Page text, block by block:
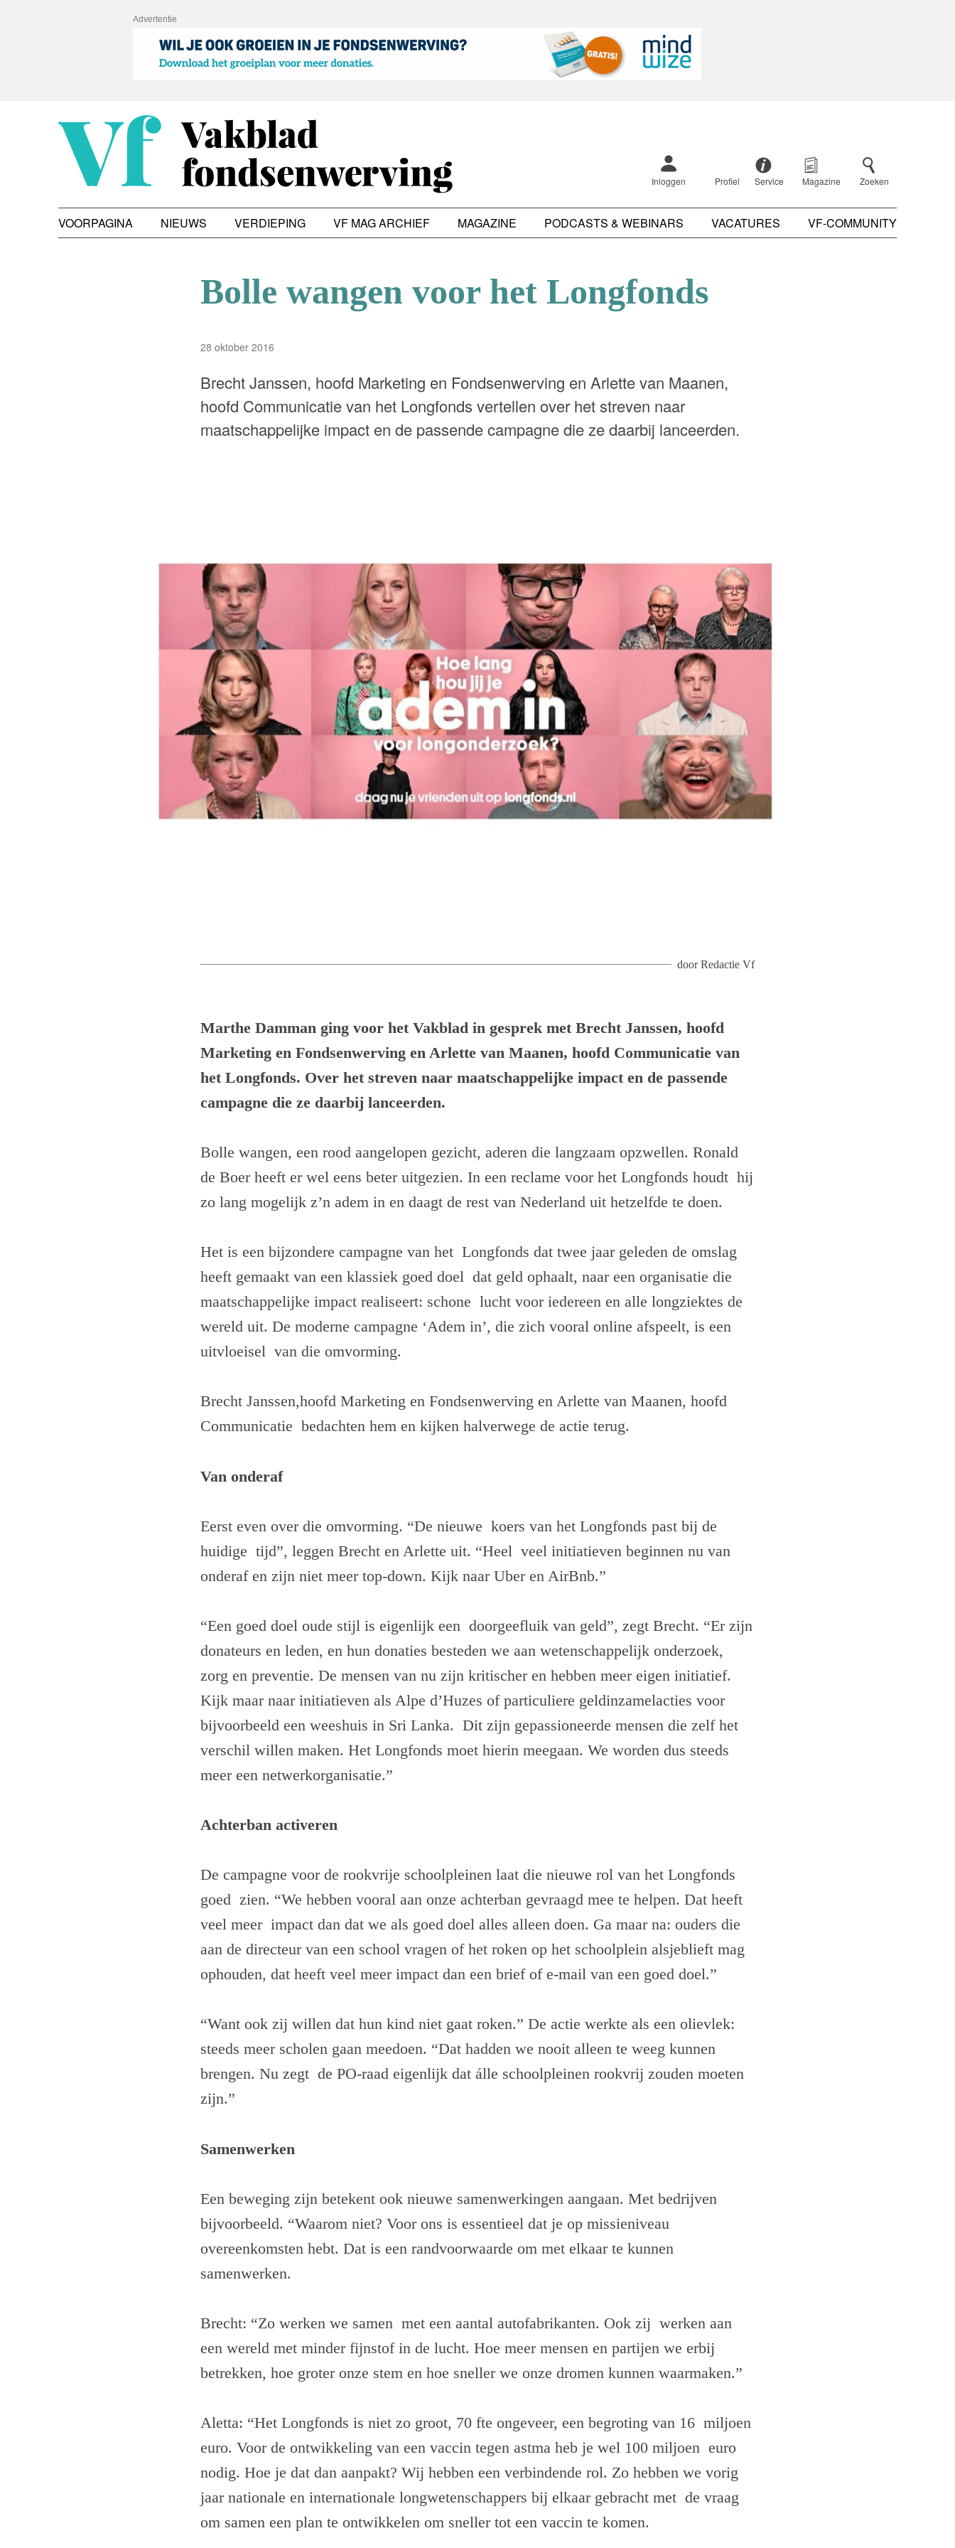
Advertentie
Inloggen Profiel Service Magazine Zoeken
VOORPAGINA NIEUWS VERDIEPING VF MAG ARCHIEF MAGAZINE PODCASTS & WEBINARS VACATURES VF-COMMUNITY
Bolle wangen voor het Longfonds
28 oktober 2016
Brecht Janssen, hoofd Marketing en Fondsenwerving en Arlette van Maanen,
hoofd Communicatie van het Longfonds vertellen over het streven naar
maatschappelijke impact en de passende campagne die ze daarbij lanceerden.
doorRedactie Vf
Marthe Damman ging voor het Vakblad in gesprek met Brecht Janssen, hoofd
Marketing en Fondsenwerving en Arlette van Maanen, hoofd Communicatie van
het Longfonds. Over het streven naar maatschappelijke impact en de passende
campagne die ze daarbij lanceerden.
Bolle wangen, een rood aangelopen gezicht, aderen die langzaam opzwellen. Ronald
de Boer heeft er wel eens beter uitgezien. In een reclame voor het Longfonds houdt hij
zo lang mogelijk z’n adem in en daagt de rest van Nederland uit hetzelfde te doen.
Het is een bijzondere campagne van het Longfonds dat twee jaar geleden de omslag
heeft gemaakt van een klassiek goed doel dat geld ophaalt, naar een organisatie die
maatschappelijke impact realiseert: schone lucht voor iedereen en alle longziektes de
wereld uit. De moderne campagne ‘Adem in’, die zich vooral online afspeelt, is een
uitvloeisel van die omvorming.
Brecht Janssen,hoofd Marketing en Fondsenwerving en Arlette van Maanen, hoofd
Communicatie bedachten hem en kijken halverwege de actie terug.
Van onderaf
Eerst even over die omvorming. “De nieuwe koers van het Longfonds past bij de
huidige tijd”, leggen Brecht en Arlette uit. “Heel veel initiatieven beginnen nu van
onderaf en zijn niet meer top-down. Kijk naar Uber en AirBnb.”
“Een goed doel oude stijl is eigenlijk een doorgeefluik van geld”, zegt Brecht. “Er zijn
donateurs en leden, en hun donaties besteden we aan wetenschappelijk onderzoek,
zorg en preventie. De mensen van nu zijn kritischer en hebben meer eigen initiatief.
Kijk maar naar initiatieven als Alpe d’Huzes of particuliere geldinzamelacties voor
bijvoorbeeld een weeshuis in Sri Lanka. Dit zijn gepassioneerde mensen die zelf het
verschil willen maken. Het Longfonds moet hierin meegaan. We worden dus steeds
meer een netwerkorganisatie.”
Achterban activeren
De campagne voor de rookvrije schoolpleinen laat die nieuwe rol van het Longfonds
goed zien. “We hebben vooral aan onze achterban gevraagd mee te helpen. Dat heeft
veel meer impact dan dat we als goed doel alles alleen doen. Ga maar na: ouders die
aan de directeur van een school vragen of het roken op het schoolplein alsjeblieft mag
ophouden, dat heeft veel meer impact dan een brief of e-mail van een goed doel.”
“Want ook zij willen dat hun kind niet gaat roken.” De actie werkte als een olievlek:
steeds meer scholen gaan meedoen. “Dat hadden we nooit alleen te weeg kunnen
brengen. Nu zegt de PO-raad eigenlijk dat álle schoolpleinen rookvrij zouden moeten
zijn.”
Samenwerken
Een beweging zijn betekent ook nieuwe samenwerkingen aangaan. Met bedrijven
bijvoorbeeld. “Waarom niet? Voor ons is essentieel dat je op missieniveau
overeenkomsten hebt. Dat is een randvoorwaarde om met elkaar te kunnen
samenwerken.
Brecht: “Zo werken we samen met een aantal autofabrikanten. Ook zij werken aan
een wereld met minder fijnstof in de lucht. Hoe meer mensen en partijen we erbij
betrekken, hoe groter onze stem en hoe sneller we onze dromen kunnen waarmaken.”
Aletta: “Het Longfonds is niet zo groot, 70 fte ongeveer, een begroting van 16 miljoen
euro. Voor de ontwikkeling van een vaccin tegen astma heb je wel 100 miljoen euro
nodig. Hoe je dat dan aanpakt? Wij hebben een verbindende rol. Zo hebben we vorig
jaar nationale en internationale longwetenschappers bij elkaar gebracht met de vraag
om samen een plan te ontwikkelen om sneller tot een vaccin te komen.